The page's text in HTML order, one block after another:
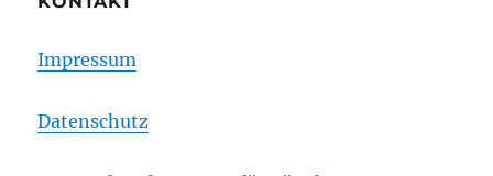
Impressum
Datenschutz